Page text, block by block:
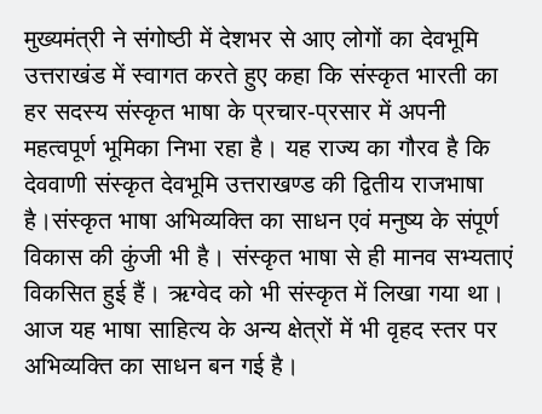
मुख्यमंत्री ने संगोष्ठी में देशभर से आए लोगों का देवभूमि
उत्तराखंड में स्वागत करते हुए कहा कि संस्कृत भारती का
हर सदस्य संस्कृत भाषा के प्रचार-प्रसार में अपनी
महत्वपूर्ण भूमिका निभा रहा है। यह राज्य का गौरव है कि
देववाणी संस्कृत देवभूमि उत्तराखण्ड की द्वितीय राजभाषा
है।संस्कृत भाषा अभिव्यक्ति का साधन एवं मनुष्य के संपूर्ण
विकास की कुंजी भी है। संस्कृत भाषा से ही मानव सभ्यताएं
विकसित हुई हैं। ऋग्वेद को भी संस्कृत में लिखा गया था।
आज यह भाषा साहित्य के अन्य क्षेत्रों में भी वृहद स्तर पर
अभिव्यक्ति का साधन बन गई है।